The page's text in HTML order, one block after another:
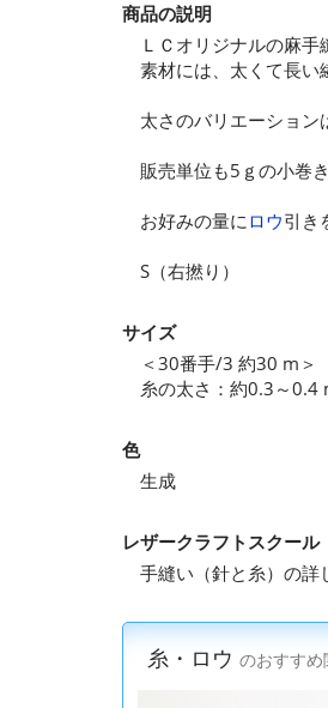
商品の説明
ＬＣオリジナルの麻手
素材には、太くて長い
太さのバリエーショ
販売単位も5ｇの小巻
お好みの量にロウ引き
S（右撚り）
サイズ
＜30番手/3 約30 m＞
糸の太さ：約0.3～0.4
色
生成
レザークラフトスクール
手縫い（針と糸）の詳
糸・ロウ のおすすめ